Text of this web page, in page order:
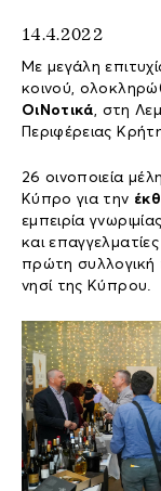
14.4.2022
Με μεγάλη
κοινού,
ΟιΝοτικά , στη
Περιφέρειας
26 οινοποιεία
Κύπρο για την
εμπειρία γνωριμίας
και
πρώτη
νησί της Κύπρου.